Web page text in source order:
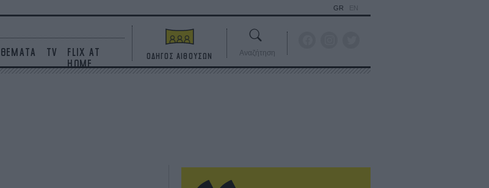
ΘΕΜΑΤΑ TV
FLIX AT
HOME
GR EN
ΟΔΗΓΟΣ ΑΙΘΟΥΣΩΝ Αναζήτηση